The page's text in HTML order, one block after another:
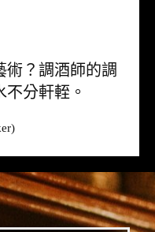
術？調酒師的調
分軒輊。